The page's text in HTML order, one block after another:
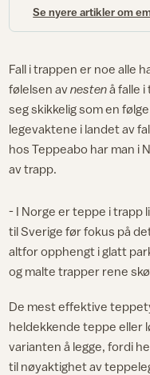
Se nyere artikler om
Fall i trappen er noe alle
følelsen avnestenå falle
seg skikkelig som en
legevaktene i landet av
hos Teppeabo har man i
av trapp.
- I Norge er teppe i trapp
til Sverige før fokus på
altfor opphengt i glatt
og malte trapper rene
De mest effektive
heldekkende teppe eller
varianten å legge, fordi
til nøyaktighet av